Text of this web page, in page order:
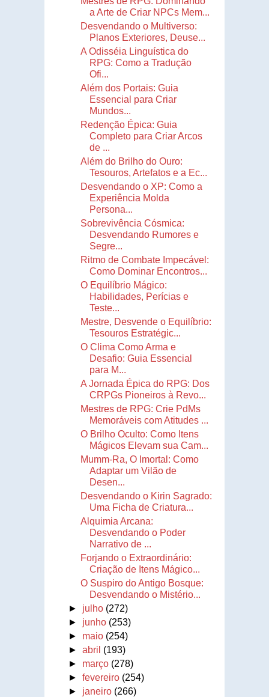
a Arte de Criar NPCs Mem...
Desvendando o Multiverso:
Planos Exteriores, Deuse...
A Odisséia Linguística do
RPG: Como a Tradução
Ofi...
Além dos Portais: Guia
Essencial para Criar
Mundos...
Redenção Épica: Guia
Completo para Criar Arcos
de ...
Além do Brilho do Ouro:
Tesouros, Artefatos e a Ec...
Desvendando o XP: Como a
Experiência Molda
Persona...
Sobrevivência Cósmica:
Desvendando Rumores e
Segre...
Ritmo de Combate Impecável:
Como Dominar Encontros...
O Equilíbrio Mágico:
Habilidades, Perícias e
Teste...
Mestre, Desvende o Equilíbrio:
Tesouros Estratégic...
O Clima Como Arma e
Desafio: Guia Essencial
para M...
A Jornada Épica do RPG: Dos
CRPGs Pioneiros à Revo...
Mestres de RPG: Crie PdMs
Memoráveis com Atitudes ...
O Brilho Oculto: Como Itens
Mágicos Elevam sua Cam...
Mumm-Ra, O Imortal: Como
Adaptar um Vilão de
Desen...
Desvendando o Kirin Sagrado:
Uma Ficha de Criatura...
Alquimia Arcana:
Desvendando o Poder
Narrativo de ...
Forjando o Extraordinário:
Criação de Itens Mágico...
O Suspiro do Antigo Bosque:
Desvendando o Mistério...
► julho (272)
► junho (253)
► maio (254)
►abril (193)
► março (278)
►fevereiro (254)
► janeiro (266)